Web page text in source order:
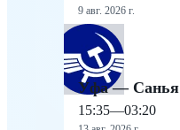
9 авг. 2026 г.
Уфа — Санья
15:35—03:20